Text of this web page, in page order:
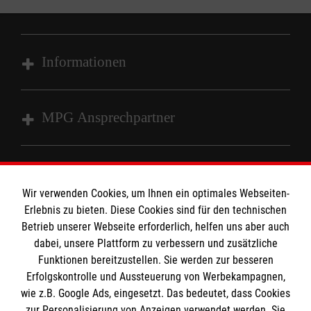
wird. Was unternommen wird, hängt dabei ganz
von den Interessen, dem Gesundheitszustand
Kurz: Der BBD schenkt einfach Freude.
Haben wir Ihr Interesse geweckt? Dann genügt
Knapwerth, Tel.: 04161 / 71 85 14, E-Mail: .
Informationen
Impressum
Presse
MPG Ansprechpartner
Den Beauftragten für Medizinproduktesicherheit
im Malteser Rettungsdienst und den
Einsatzdiensten der Malteser können Sie unter
gmb_mpg@malteser.orgkontaktieren.
Die Malteser
Malteserorden
Malteser Jugend
Malteser International
Sharepoint
Spendenkonto
Wir verwenden Cookies, um Ihnen ein optimales Webseiten-
Erlebnis zu bieten. Diese Cookies sind für den technischen
Betrieb unserer Webseite erforderlich, helfen uns aber auch
dabei, unsere Plattform zu verbessern und zusätzliche
Funktionen bereitzustellen. Sie werden zur besseren
Erfolgskontrolle und Aussteuerung von Werbekampagnen,
wie z.B. Google Ads, eingesetzt. Das bedeutet, dass Cookies